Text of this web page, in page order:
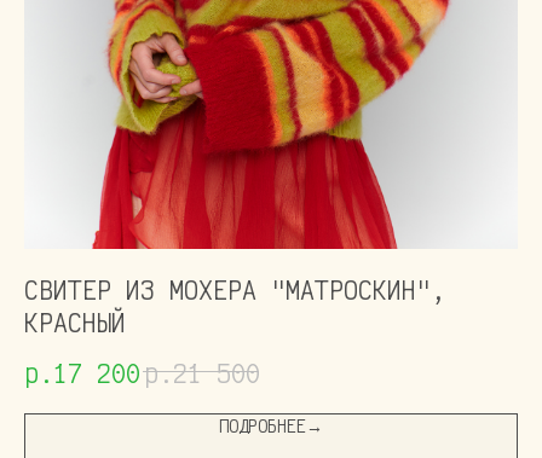
СВИТЕР ИЗ МОХЕРА "МАТРОСКИН",
КРАСНЫЙ
р.17 200р.21 500
ПОДРОБНЕЕ→
ПОЛИТИКА КОНФИДЕЦИАЛЬНОСТИ
+7 981 716 60 86
info@grunclothes.ru
ВЕБ-САЙТ РАЗРАБОТАЛА BOGACHEVAS